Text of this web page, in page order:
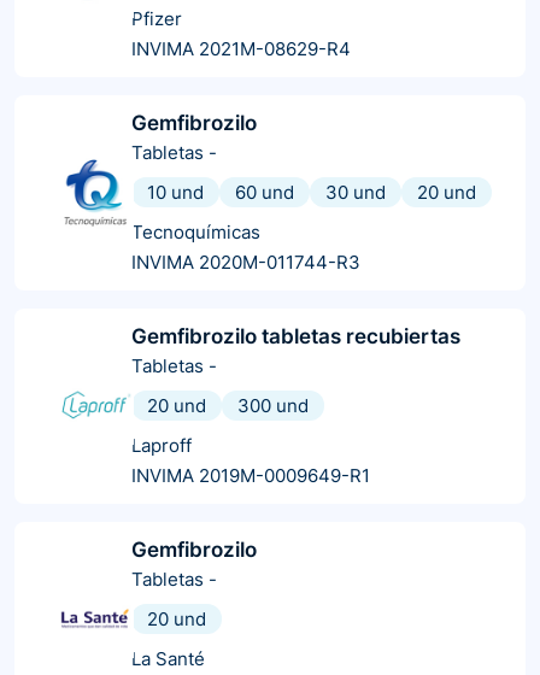
Pfizer
INVIMA 2021M-08629-R4
Gemfibrozilo
Tabletas -
10 und
60 und 30 und
20 und
Tecnoquímicas
INVIMA 2020M-011744-R3
Gemfibrozilo tabletas recubiertas
Tabletas -
20 und
300 und
Laproff
INVIMA 2019M-0009649-R1
Gemfibrozilo
Tabletas -
20 und
La Santé